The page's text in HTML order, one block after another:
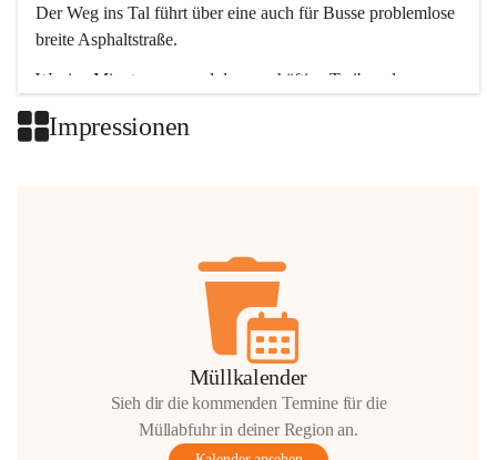
Der Weg ins Tal führt über eine auch für Busse problemlose
breite Asphaltstraße.
Wenige Minuten nur, und das geschäftige Treiben der
Impressionen
Müllkalender
Sieh dir die kommenden Termine für die
Müllabfuhr in deiner Region an.